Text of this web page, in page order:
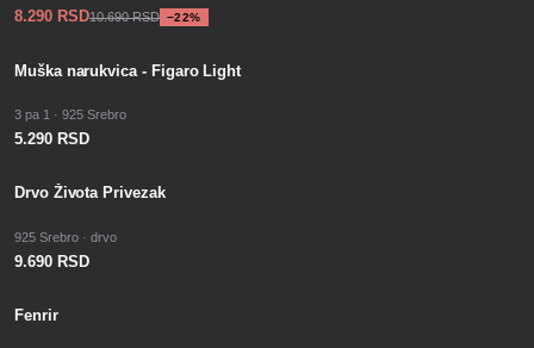
8.290 RSD10.690 RSD −22%
Muška narukvica - Figaro Light
3 pa 1 · 925 Srebro
5.290 RSD
PO PORUDŽBINI
Drvo Života Privezak
925 Srebro · drvo
9.690 RSD
Fenrir